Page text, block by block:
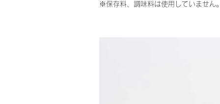
※保存料、調味料は使用していません